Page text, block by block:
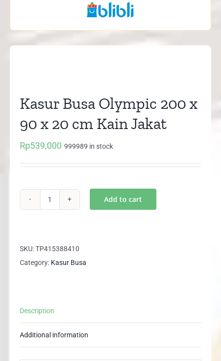
Kasur Busa Olympic 200 x
90 x 20 cm Kain Jakat
Rp539,000 999989 in stock
200
x
cm
Add to cart
SKU:TP415388410
Category: Kasur Busa
Description
Additional information